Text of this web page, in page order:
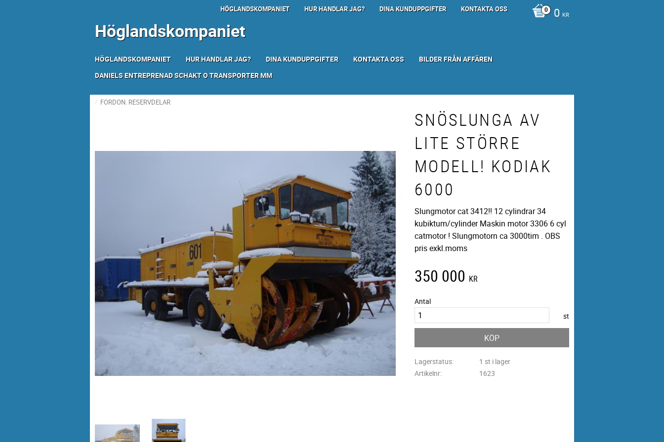
0 KR
HÖGLANDSKOMPANIET HUR HANDLAR JAG? DINA KUNDUPPGIFTER KONTAKTA OSS
Höglandskompaniet
HÖGLANDSKOMPANIET HUR HANDLAR JAG? DINA KUNDUPPGIFTER KONTAKTA OSS
BILDER FRÅN AFFÄREN
DANIELS ENTREPRENAD SCHAKT O TRANSPORTER MM
FORDON. RESERVDELAR
SNÖSLUNGA AV
LITE STÖRRE
MODELL! KODIAK
6000
Slungmotor cat 3412!! 12 cylindrar 34
kubiktum/cylinder Maskin motor 3306 6 cyl
catmotor ! Slungmotorn ca 3000tim . OBS
pris exkl.moms
350 000 KR
Antal
st
KÖP
Lagerstatus
1 st i lager
Artikelnr
1623